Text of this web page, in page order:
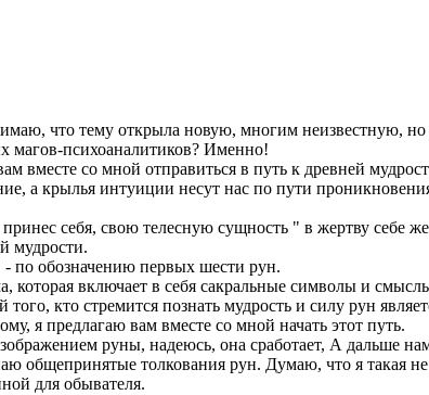
что тему открыла новую, многим неизвестную,
магов-психоаналитиков? Именно!
вместе со мной отправиться в путь к древней
а крылья интуиции несут нас по пути
себя, свою телесную сущность " в жертву себе
мудрости.
по обозначению первых шести рун.
которая включает в себя сакральные символы и
кто стремится познать мудрость и силу рун
я предлагаю вам вместе со мной начать этот путь.
руны, надеюсь, она сработает, А дальше
общепринятые толкования рун. Думаю, что я такая
для обывателя.